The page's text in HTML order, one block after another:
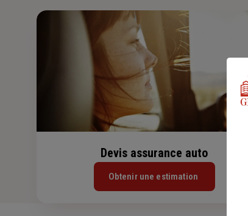
Devis assurance auto
Obtenir une estimation